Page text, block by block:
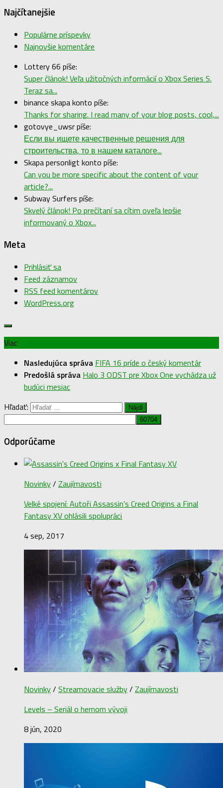
Najčítanejšie
Populárne príspevky
Najnovšie komentáre
Lottery 66 píše:
Super článok! Veľa užitočných informácií o Xbox Series S.
Teraz sa...
binance skapa konto píše:
Thanks for sharing. I read many of your blog posts, cool,...
gotovye_uwsr píše:
Если вы ищете качественные решения для
строительства, то в нашем каталоге...
Skapa personligt konto píše:
Can you be more specific about the content of your
article?...
Subway Surfers píše:
Skvelý článok! Po prečítaní sa cítim oveľa lepšie
informovaný o Xbox...
Meta
Prihlásiť sa
Feed záznamov
RSS feed komentárov
WordPress.org
Viac
Nasledujúca správa FIFA 16 príde o český komentár
Predošlá správa Halo 3 ODST pre Xbox One vychádza už
budúci mesiac
Hľadať:
Odporúčame
Novinky/ Zaujímavosti
Velké spojení: Autoři Assassin’s Creed Origins a Final
Fantasy XV ohlásili spolupráci
4 sep, 2017
Novinky/ Streamovacie služby/ Zaujímavosti
Levels – Seriál o hernom vývoji
8 jún, 2020